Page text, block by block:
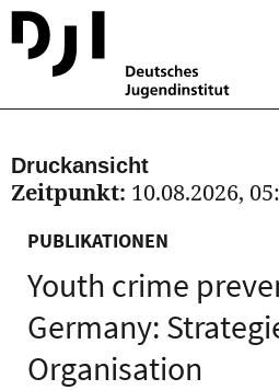
Druckansicht
Zeitpunkt: 10.08.2026,
PUBLIKATIONEN
Youth crime
Germany:
Organisation